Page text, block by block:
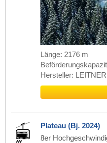
Länge: 2176 m
Hersteller: LEITNER
Plateau (Bj. 2024)
8er